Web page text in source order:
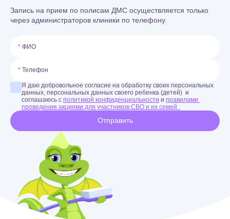
Запись на прием по полисам ДМС осуществляется только
через администраторов клиники по телефону.
ФИО
Телефон
Я даю добровольное согласие на обработку своих персональных
данных, персональных данных своего ребенка (детей) и
соглашаюсь с политикой конфиденциальности и правилами
проведения акциями для участников СВО и их семей
Отправить